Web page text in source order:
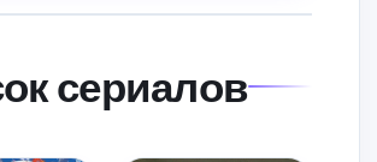
сериалов